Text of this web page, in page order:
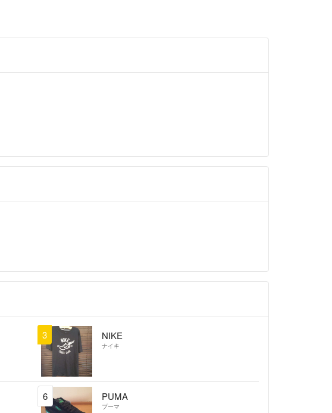
3 NIKE
ナイキ
6 PUMA
プーマ